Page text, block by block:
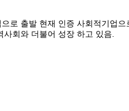
로 출발 현재 인증 사회적기업
회와 더불어 성장 하고 있음.